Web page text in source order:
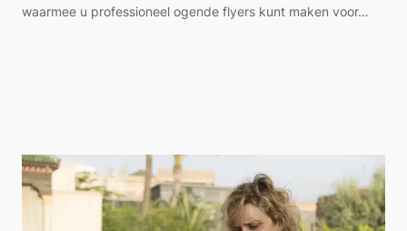
waarmee u professioneel ogende flyers kunt maken voor…